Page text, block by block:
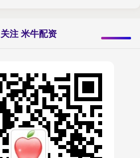
关注 米牛配资